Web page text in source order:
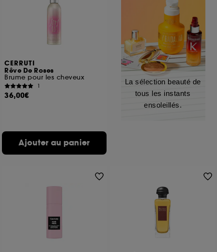
CERRUTI
Rêve De Roses
Brume pour les cheveux
1
36,00€
Ajouter au panier
La sélection beauté de
tous les instants
ensoleillés.